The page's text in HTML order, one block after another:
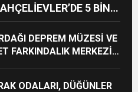
5 BİN
DEPREM MÜZESİ VE
FARKINDALIK MERKEZİ
ODALARI, DÜĞÜNLER